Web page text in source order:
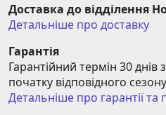
Доставка до відділення
Детальніше про доставку
Гарантія
Гарантійний термін 30 днів
початку відповідного
Детальніше про гарантії